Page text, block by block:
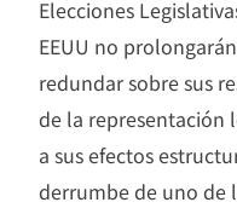
Elecciones
EEUU no
redundar sobre sus
de la representación
a sus efectos
derrumbe de uno de